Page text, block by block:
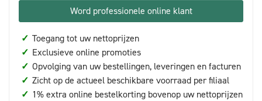
Word professionele online klant
✓ Toegang tot uw nettoprijzen
✓ Exclusieve online promoties
✓ Opvolging van uw bestellingen, leveringen en facturen
✓ Zicht op de actueel beschikbare voorraad per filiaal
✓ 1% extra online bestelkorting bovenop uw nettoprijzen